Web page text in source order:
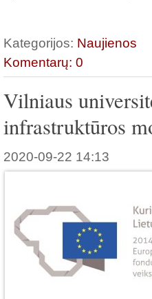
Kategorijos: Naujienos
Komentarų: 0
Vilniaus
infrastruktūros
2020-09-22 14:13